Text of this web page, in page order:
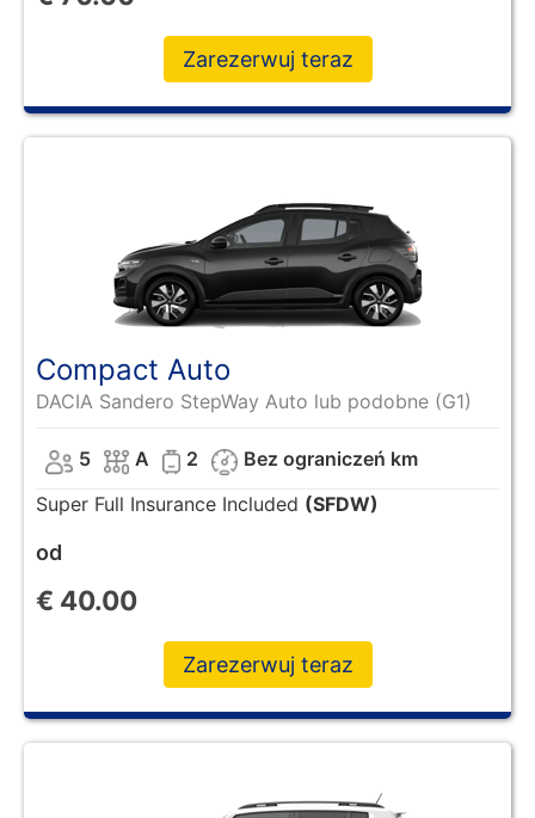
Zarezerwuj teraz
Compact Auto
DACIA Sandero StepWay Auto lub podobne (G1)
5 A 2
Bez ograniczeń km
Super Full Insurance Included (SFDW)
od
€ 40.00
Zarezerwuj teraz